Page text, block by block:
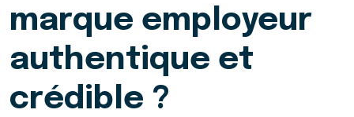
marque employeur
authentique et
crédible ?